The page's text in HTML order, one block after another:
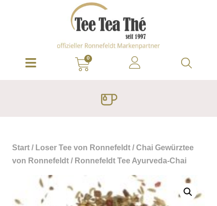
0
Start / Loser Tee von Ronnefeldt / Chai Gewürztee
von Ronnefeldt / Ronnefeldt Tee Ayurveda-Chai